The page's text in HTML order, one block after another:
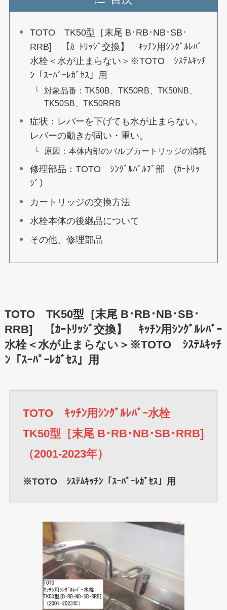
TOTO TK50型［末尾 B･RB･NB･SB･
RRB] 【ｶｰﾄﾘｯｼﾞ交換】 ｷｯﾁﾝ用ｼﾝｸﾞﾙﾚﾊﾞｰ
水栓＜水が止まらない＞※TOTO ｼｽﾃﾑｷｯﾁ
ﾝ「ｽｰﾊﾟｰﾚｶﾞｾｽ」用
対象品番：TK50B、TK50RB、TK50NB、
TK50SB、TK50RRB
症状：レバーを下げても水が止まらない。
レバーの動きが固い・重い。
原因：本体内部のバルブカートリッジの消耗
修理部品：TOTO ｼﾝｸﾞﾙﾊﾞﾙﾌﾞ部 (ｶｰﾄﾘｯ
ｼﾞ）
カートリッジの交換方法
水栓本体の後継品について
その他、修理部品
TOTO TK50型［末尾 B･RB･NB･SB･
RRB] 【ｶｰﾄﾘｯｼﾞ交換】 ｷｯﾁﾝ用ｼﾝｸﾞﾙﾚﾊﾞｰ
水栓＜水が止まらない＞※TOTO ｼｽﾃﾑｷｯﾁ
ﾝ「ｽｰﾊﾟｰﾚｶﾞｾｽ」用
TOTO ｷｯﾁﾝ用ｼﾝｸﾞﾙﾚﾊﾞｰ水栓
TK50型［末尾 B･RB･NB･SB･RRB]
（2001-2023年）
※TOTO ｼｽﾃﾑｷｯﾁﾝ「ｽｰﾊﾟｰﾚｶﾞｾｽ」用